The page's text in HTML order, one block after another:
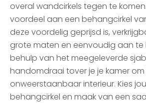
overal wandcirkels tegen te
voordeel aan een behangcirkel
deze voordelig geprijsd is,
grote maten en eenvoudig aan te
behulp van het meegeleverde
handomdraai tover je je kamer om
onweerstaanbaar interieur. Kies
behangcirkel en maak van een